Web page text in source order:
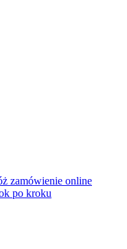
zamówienie online
po kroku